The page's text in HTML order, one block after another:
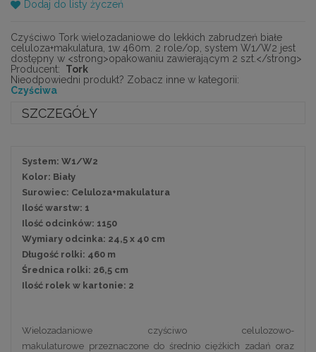
Dodaj do listy życzeń
Czyściwo Tork wielozadaniowe do lekkich zabrudzeń białe
celuloza+makulatura, 1w 460m. 2 role/op, system W1/W2 jest
dostępny w <strong>opakowaniu zawierającym 2 szt.</strong>
Producent:
Tork
Nieodpowiedni produkt? Zobacz inne w kategorii:
Czyściwa
SZCZEGÓŁY
System: W1/W2
Kolor: Biały
Surowiec: Celuloza+makulatura
Ilość warstw: 1
Ilość odcinków: 1150
Wymiary odcinka: 24,5 x 40 cm
Długość rolki: 460 m
Średnica rolki: 26,5 cm
Ilość rolek w kartonie: 2
Wielozadaniowe czyściwo celulozowo-
makulaturowe przeznaczone do średnio ciężkich zadań oraz